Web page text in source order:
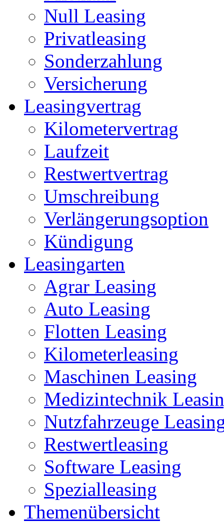
Null Leasing
Privatleasing
Sonderzahlung
Versicherung
Leasingvertrag
Kilometervertrag
Laufzeit
Restwertvertrag
Umschreibung
Verlängerungsoption
Kündigung
Leasingarten
Agrar Leasing
Auto Leasing
Flotten Leasing
Kilometerleasing
Maschinen Leasing
Medizintechnik
Nutzfahrzeuge
Restwertleasing
Software Leasing
Spezialleasing
Themenübersicht